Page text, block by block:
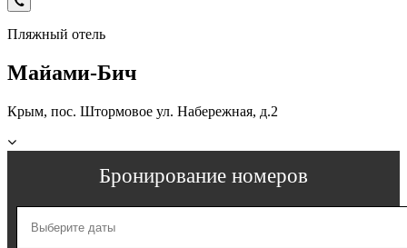
Пляжный отель
Майами-Бич
Крым, пос. Штормовое ул. Набережная, д.2
Бронирование номеров